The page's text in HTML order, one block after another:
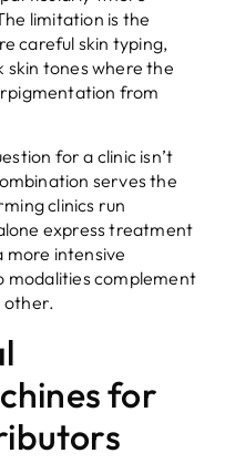
limitation is the
careful skin typing,
tones where the
from
for a clinic isn’t
serves the
clinics run
express treatment
more intensive
modalities complement
other.
for